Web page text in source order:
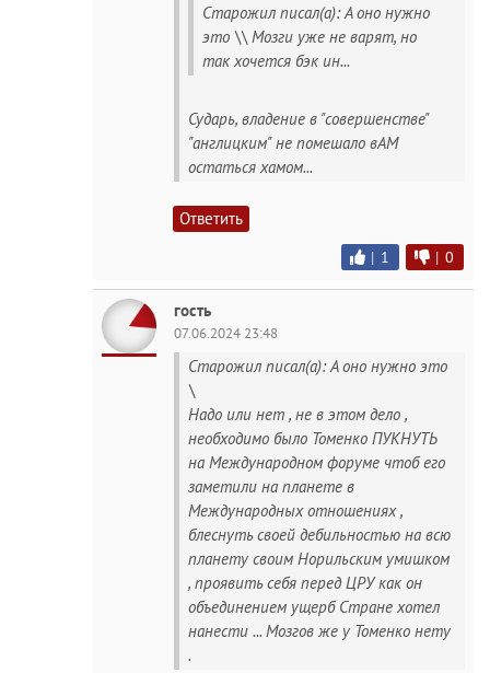
Старожил писал(а): А оно нужно
это \\ Мозги уже не варят, но
так хочется бэк ин...
Сударь, владение в "совершенстве"
"англицким" не помешало вАМ
остаться хамом...
Ответить
| 1 | 0
гость
07.06.2024 23:48
Старожил писал(а): А оно нужно это
\
Надо или нет , не в этом дело ,
необходимо было Томенко ПУКНУТЬ
на Международном форуме чтоб его
заметили на планете в
Международных отношениях ,
блеснуть своей дебильностью на всю
планету своим Норильским умишком
, проявить себя перед ЦРУ как он
объединением ущерб Стране хотел
нанести ... Мозгов же у Томенко нету
.